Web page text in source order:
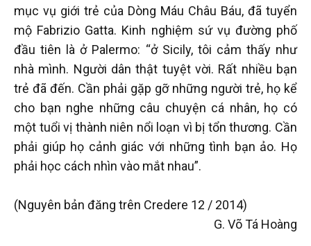
mục vụ giới trẻ của Dòng Máu Châu Báu, đã tuyển
mộ Fabrizio Gatta. Kinh nghiệm sứ vụ đường phố
đầu tiên là ở Palermo: “ở Sicily, tôi cảm thấy như
nhà mình. Người dân thật tuyệt vời. Rất nhiều bạn
trẻ đã đến. Cần phải gặp gỡ những người trẻ, họ kể
cho bạn nghe những câu chuyện cá nhân, họ có
một tuổi vị thành niên nổi loạn vì bị tổn thương. Cần
phải giúp họ cảnh giác với những tình bạn ảo. Họ
phải học cách nhìn vào mắt nhau”.
(Nguyên bản đăng trên Credere 12 / 2014)
G. Võ Tá Hoàng